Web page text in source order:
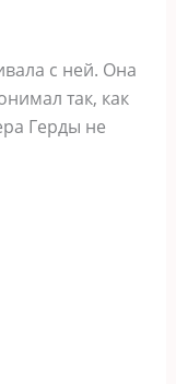
с ней. Она
так, как
Герды не